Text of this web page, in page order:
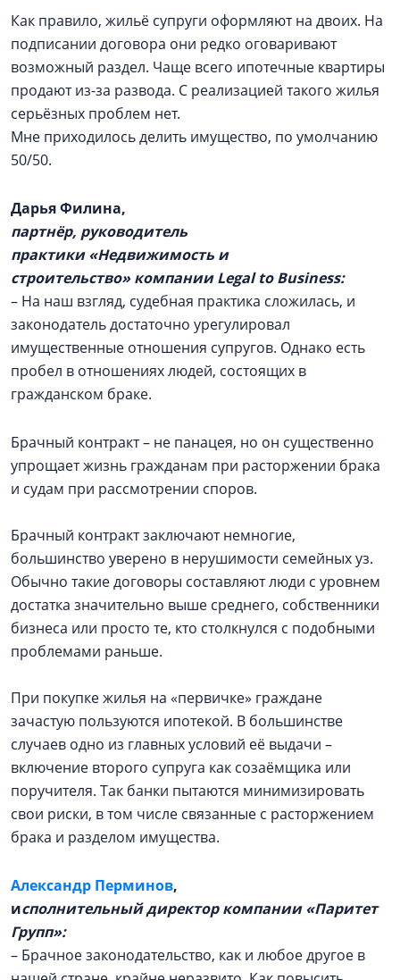
Как правило, жильё супруги оформляют на двоих. На
подписании договора они редко оговаривают
возможный раздел. Чаще всего ипотечные квартиры
продают из-за развода. С реализацией такого жилья
серьёзных проблем нет.
Мне приходилось делить имущество, по умолчанию
50/50.
Дарья Филина,
партнёр, руководитель
практики «Недвижимость и
строительство» компании Legal to Business:
– На наш взгляд, судебная практика сложилась, и
законодатель достаточно урегулировал
имущественные отношения супругов. Однако есть
пробел в отношениях людей, состоящих в
гражданском браке.
Брачный контракт – не панацея, но он существенно
упрощает жизнь гражданам при расторжении брака
и судам при рассмотрении споров.
Брачный контракт заключают немногие,
большинство уверено в нерушимости семейных уз.
Обычно такие договоры составляют люди с уровнем
достатка значительно выше среднего, собственники
бизнеса или просто те, кто столкнулся с подобными
проблемами раньше.
При покупке жилья на «первичке» граждане
зачастую пользуются ипотекой. В большинстве
случаев одно из главных условий её выдачи –
включение второго супруга как созаёмщика или
поручителя. Так банки пытаются минимизировать
свои риски, в том числе связанные с расторжением
брака и разделом имущества.
Александр Перминов,
исполнительный директор компании «Паритет
Групп»:
– Брачное законодательство, как и любое другое в